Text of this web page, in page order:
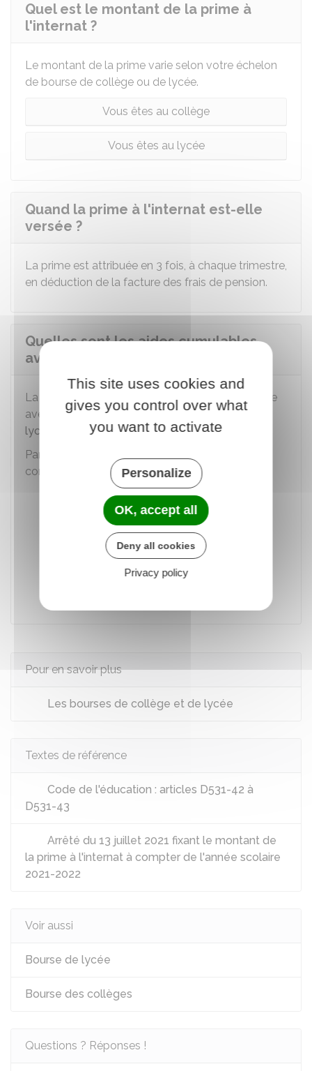
Quel est le montant de la prime à
l'internat ?
Le montant de la prime varie selon votre échelon
de bourse de collège ou de lycée.
Vous êtes au collège
Vous êtes au lycée
Quand la prime à l'internat est-elle
versée ?
La prime est attribuée en 3 fois, à chaque trimestre,
en déduction de la facture des frais de pension.
Quelles sont les aides cumulables
avec la prime à l'internat ?
La prime à l'internat est obligatoirement cumulée
avec unebourse de collègeou une bourse de
lycée
Par ailleurs, elle peut être cumulée, sous
conditions, avec les aides suivantes :
Allocation de rentrée scolaire (ARS)
Aides pour l'élève inscrit dans la voie
professionnelle
Fonds social lycéen ou collégien
Aides pour la cantine
Pour en savoir plus
Les bourses de collège et de lycée
Textes de référence
Code de l'éducation : articles D531-42 à
D531-43
Arrêté du 13 juillet 2021 fixant le montant de
la prime à l'internat à compter de l'année scolaire
2021-2022
Voir aussi
Bourse de lycée
Bourse des collèges
Questions ? Réponses !
This site uses cookies and
gives you control over what
you want to activate
Personalize
OK, accept all
Deny all cookies
Privacy policy